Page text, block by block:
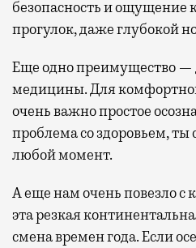
безопасность и ощущение
прогулок, даже глубокой
Еще одно преимущество —
медицины. Для
очень важно простое
проблема со здоровьем,
любой момент.
А еще нам очень повезло с
эта резкая
смена времен года. Если